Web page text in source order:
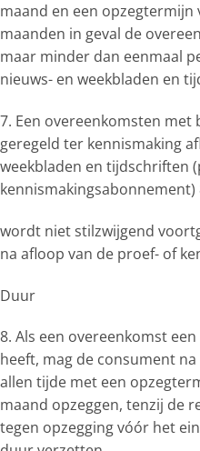
maand en een
maanden in geval de
maar minder dan eenmaal
nieuws- en weekbladen en
7. Een overeenkomsten
geregeld ter kennismaking
weekbladen en tijdschriften
kennismakingsabonnement)
wordt niet stilzwijgend
na afloop van de proef- of
Duur
8. Als een overeenkomst
heeft, mag de consument
allen tijde met een
maand opzeggen, tenzij de
tegen opzegging vóór het